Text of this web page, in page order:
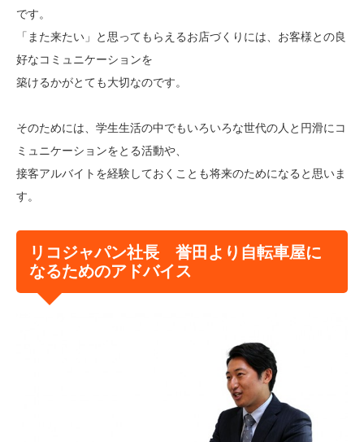
です。
「また来たい」と思ってもらえるお店づくりには、お客様との良
好なコミュニケーションを
築けるかがとても大切なのです。
そのためには、学生生活の中でもいろいろな世代の人と円滑にコ
ミュニケーションをとる活動や、
接客アルバイトを経験しておくことも将来のためになると思いま
す。
リコジャパン社長 誉田より自転車屋に
なるためのアドバイス